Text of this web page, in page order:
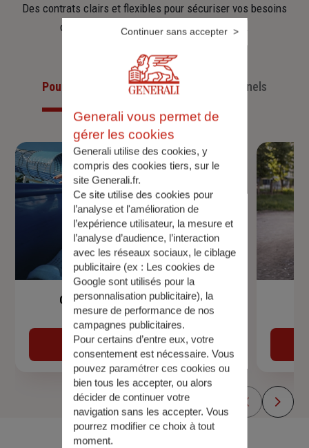
Des contrats clairs et flexibles pour sécuriser vos besoins
d’aujourd’hui et anticiper ceux de demain.
Pour les particuliersPour les professionnels
Garantie Accidents de la Vie
Découvrir
Generali vous permet de
gérer les cookies
Generali utilise des cookies, y
compris des cookies tiers, sur le
site Generali.fr.
Ce site utilise des cookies pour
l’analyse et l'amélioration de
l’expérience utilisateur, la mesure et
l’analyse d’audience, l’interaction
avec les réseaux sociaux, le ciblage
publicitaire (ex : Les cookies de
Google sont utilisés pour la
personnalisation publicitaire), la
mesure de performance de nos
campagnes publicitaires.
Pour certains d’entre eux, votre
consentement est nécessaire. Vous
pouvez paramétrer ces cookies ou
bien tous les accepter, ou alors
décider de continuer votre
navigation sans les accepter. Vous
pourrez modifier ce choix à tout
moment.
Continuer sans accepter